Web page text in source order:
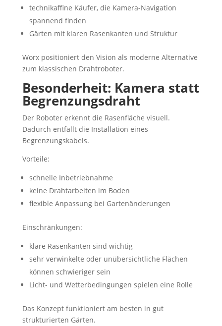
technikaffine Käufer, die Kamera-Navigation
spannend finden
Gärten mit klaren Rasenkanten und Struktur
Worx positioniert den Vision als moderne Alternative
zum klassischen Drahtroboter.
Besonderheit: Kamera statt
Begrenzungsdraht
Der Roboter erkennt die Rasenfläche visuell.
Dadurch entfällt die Installation eines
Begrenzungskabels.
Vorteile:
schnelle Inbetriebnahme
keine Drahtarbeiten im Boden
flexible Anpassung bei Gartenänderungen
Einschränkungen:
klare Rasenkanten sind wichtig
sehr verwinkelte oder unübersichtliche Flächen
können schwieriger sein
Licht- und Wetterbedingungen spielen eine Rolle
Das Konzept funktioniert am besten in gut
strukturierten Gärten.